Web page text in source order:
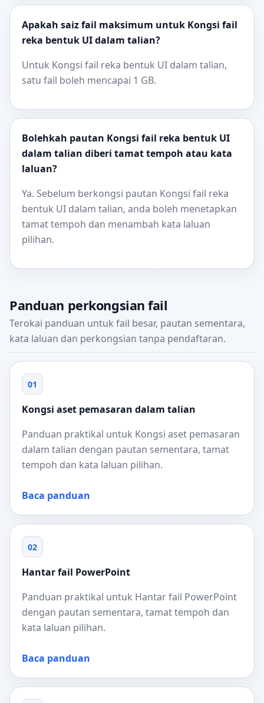
Apakah saiz fail maksimum untuk Kongsi fail
reka bentuk UI dalam talian?
Untuk Kongsi fail reka bentuk UI dalam talian,
satu fail boleh mencapai 1 GB.
Bolehkah pautan Kongsi fail reka bentuk UI
dalam talian diberi tamat tempoh atau kata
laluan?
Ya. Sebelum berkongsi pautan Kongsi fail reka
bentuk UI dalam talian, anda boleh menetapkan
tamat tempoh dan menambah kata laluan
pilihan.
Panduan perkongsian fail
Terokai panduan untuk fail besar, pautan sementara,
kata laluan dan perkongsian tanpa pendaftaran.
01
Kongsi aset pemasaran dalam talian
Panduan praktikal untuk Kongsi aset pemasaran
dalam talian dengan pautan sementara, tamat
tempoh dan kata laluan pilihan.
Baca panduan
02
Hantar fail PowerPoint
Panduan praktikal untuk Hantar fail PowerPoint
dengan pautan sementara, tamat tempoh dan
kata laluan pilihan.
Baca panduan